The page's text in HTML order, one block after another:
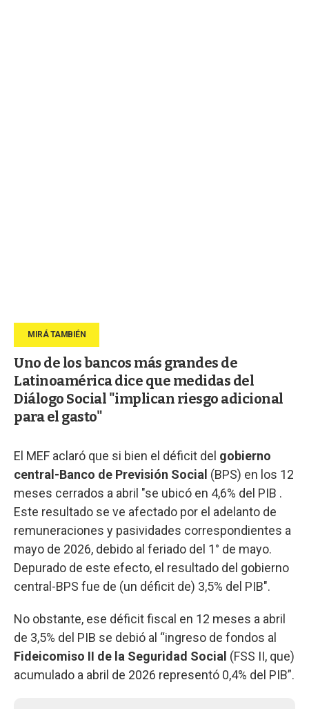
Uno de los bancos más grandes de
Latinoamérica dice que medidas del
Diálogo Social "implican riesgo adicional
para el gasto"
El MEF aclaró que si bien el déficit del gobierno
central-Banco de Previsión Social (BPS) en los 12
meses cerrados a abril "se ubicó en 4,6% del PIB .
Este resultado se ve afectado por el adelanto de
remuneraciones y pasividades correspondientes a
mayo de 2026, debido al feriado del 1° de mayo.
Depurado de este efecto, el resultado del gobierno
central-BPS fue de (un déficit de) 3,5% del PIB".
No obstante, ese déficit fiscal en 12 meses a abril
de 3,5% del PIB se debió al “ingreso de fondos al
Fideicomiso II de la Seguridad Social (FSS II, que)
acumulado a abril de 2026 representó 0,4% del PIB”.